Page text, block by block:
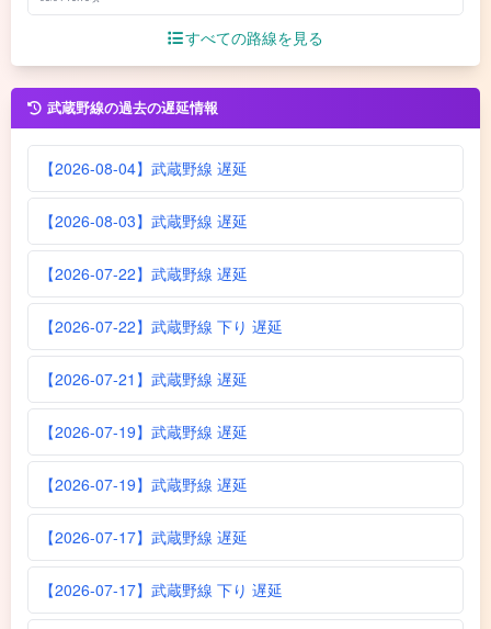
すべての路線を見る
武蔵野線の過去の遅延情報
【2026-08-04】武蔵野線 遅延
【2026-08-03】武蔵野線 遅延
【2026-07-22】武蔵野線 遅延
【2026-07-22】武蔵野線 下り 遅延
【2026-07-21】武蔵野線 遅延
【2026-07-19】武蔵野線 遅延
【2026-07-19】武蔵野線 遅延
【2026-07-17】武蔵野線 遅延
【2026-07-17】武蔵野線 下り 遅延